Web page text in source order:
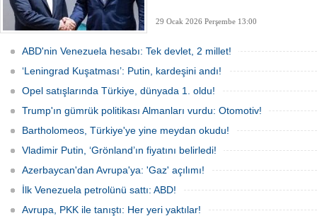
29 Ocak 2026 Perşembe 13:00
ABD'nin Venezuela hesabı: Tek devlet, 2 millet!
‘Leningrad Kuşatması’: Putin, kardeşini andı!
Opel satışlarında Türkiye, dünyada 1. oldu!
Trump'ın gümrük politikası Almanları vurdu: Otomotiv!
Bartholomeos, Türkiye'ye yine meydan okudu!
Vladimir Putin, ‘Grönland’ın fiyatını belirledi!
Azerbaycan'dan Avrupa'ya: 'Gaz' açılımı!
İlk Venezuela petrolünü sattı: ABD!
Avrupa, PKK ile tanıştı: Her yeri yaktılar!